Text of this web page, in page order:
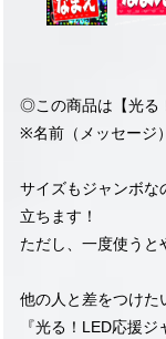
◎この商品は【光る
※名前（メッセージ
サイズもジャンボな
立ちます！
ただし、一度使うと
他の人と差をつけた
『光る！LED応援ジ